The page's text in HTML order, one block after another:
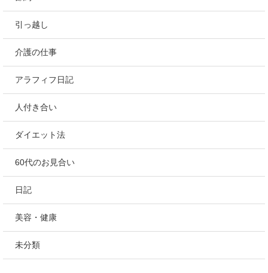
引っ越し
介護の仕事
アラフィフ日記
人付き合い
ダイエット法
60代のお見合い
日記
美容・健康
未分類